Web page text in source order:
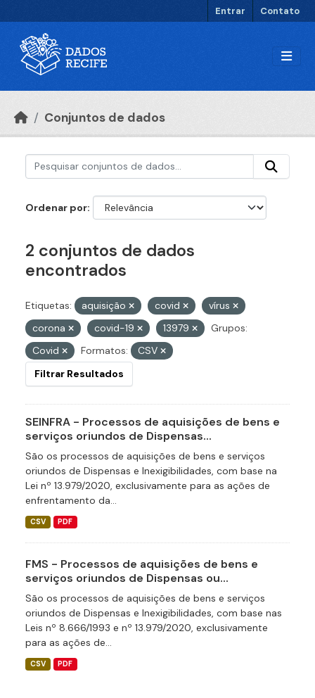
Entrar Contato
Conjuntos de dados
Ordenar por
2 conjuntos de dados
encontrados
Etiquetas: aquisição covid
vírus
corona
covid-19 13979
Grupos:
Covid
Formatos:
CSV
Filtrar Resultados
SEINFRA - Processos de aquisições de bens e
serviços oriundos de Dispensas...
São os processos de aquisições de bens e serviços
oriundos de Dispensas e Inexigibilidades, com base na
Lei nº 13.979/2020, exclusivamente para as ações de
enfrentamento da...
CSV PDF
FMS - Processos de aquisições de bens e
serviços oriundos de Dispensas ou...
São os processos de aquisições de bens e serviços
oriundos de Dispensas e Inexigibilidades, com base nas
Leis nº 8.666/1993 e nº 13.979/2020, exclusivamente
para as ações de...
CSV PDF